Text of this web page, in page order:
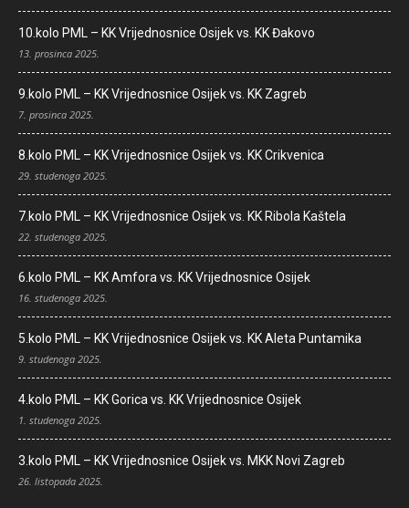
10.kolo PML – KK Vrijednosnice Osijek vs. KK Đakovo
13. prosinca 2025.
9.kolo PML – KK Vrijednosnice Osijek vs. KK Zagreb
7. prosinca 2025.
8.kolo PML – KK Vrijednosnice Osijek vs. KK Crikvenica
29. studenoga 2025.
7.kolo PML – KK Vrijednosnice Osijek vs. KK Ribola Kaštela
22. studenoga 2025.
6.kolo PML – KK Amfora vs. KK Vrijednosnice Osijek
16. studenoga 2025.
5.kolo PML – KK Vrijednosnice Osijek vs. KK Aleta Puntamika
9. studenoga 2025.
4.kolo PML – KK Gorica vs. KK Vrijednosnice Osijek
1. studenoga 2025.
3.kolo PML – KK Vrijednosnice Osijek vs. MKK Novi Zagreb
26. listopada 2025.